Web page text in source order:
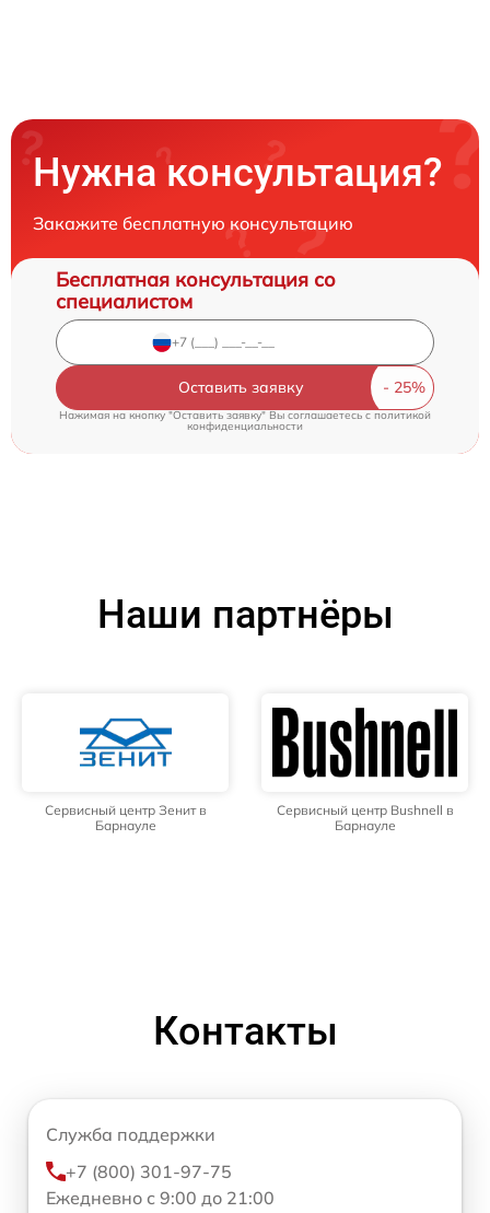
Нужна консультация?
Закажите бесплатную консультацию
Бесплатная консультация со
специалистом
Оставить заявку
Нажимая на кнопку "Оставить заявку" Вы соглашаетесь cполитикой
конфиденциальности
Наши партнёры
Сервисный центр Зенит в
Барнауле
Сервисный центр Bushnell в
Барнауле
Контакты
Служба поддержки
+7 (800) 301-97-75
Ежедневно с 9:00 до 21:00